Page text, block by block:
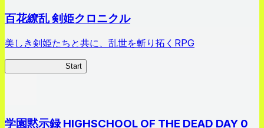
百花繚乱 剣姫クロニクル
美しき剣姫たちと共に、乱世を斬り拓くRPG
Start
学園黙示録 HIGHSCHOOL OF THE DEAD DAY 0